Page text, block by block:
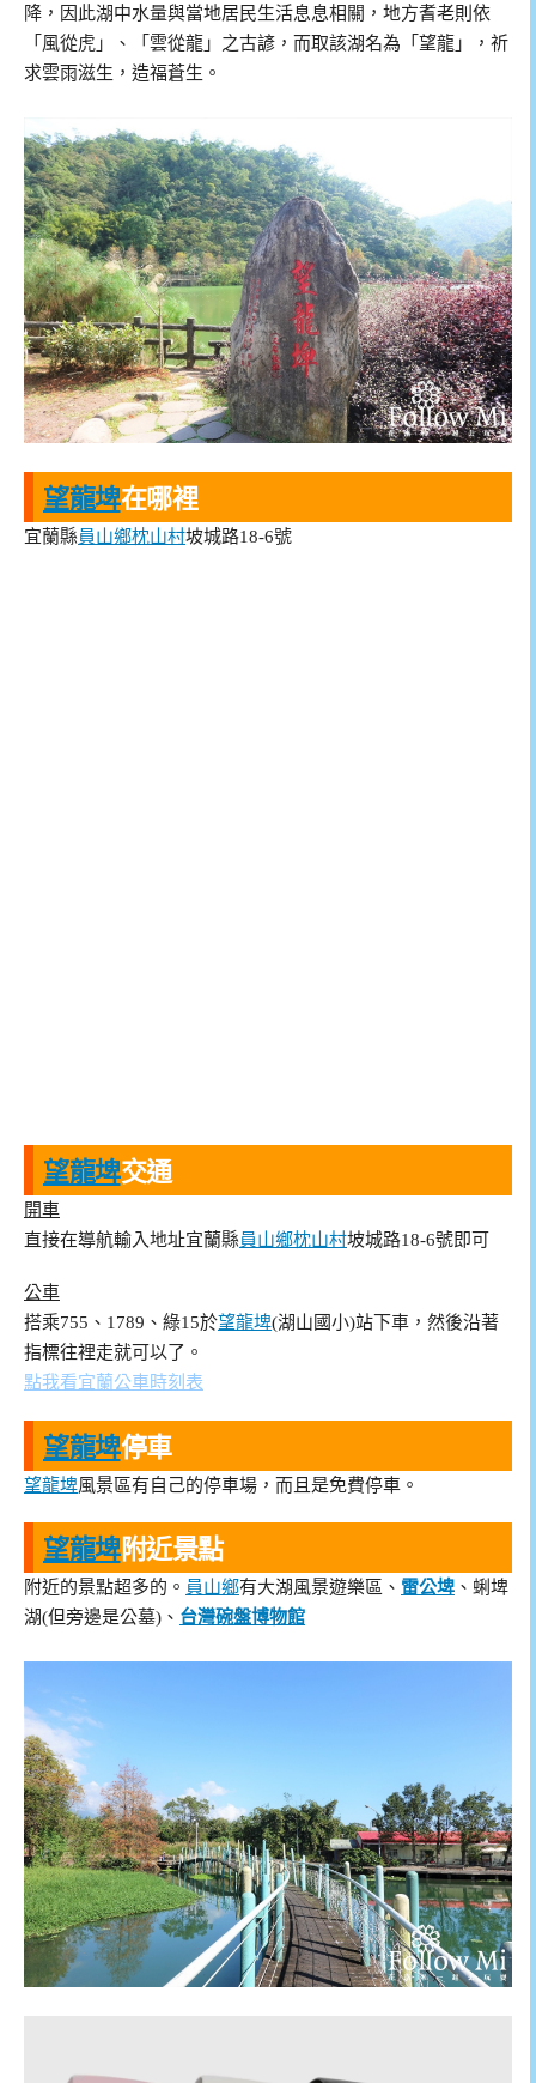
降，因此湖中水量與當地居民生活息息相關，地方耆老則依
「風從虎」、「雲從龍」之古諺，而取該湖名為「望龍」，祈
求雲雨滋生，造福蒼生。
望龍埤在哪裡
宜蘭縣員山鄉枕山村坡城路18-6號
望龍埤交通
開車
直接在導航輸入地址宜蘭縣員山鄉枕山村坡城路18-6號即可
公車
搭乘755、1789、綠15於望龍埤(湖山國小)站下車，然後沿著
指標往裡走就可以了。
點我看宜蘭公車時刻表
望龍埤停車
望龍埤風景區有自己的停車場，而且是免費停車。
望龍埤附近景點
附近的景點超多的。 員山鄉有大湖風景遊樂區、 雷公埤 、蜊埤
湖(但旁邊是公墓)、 台灣碗盤博物館